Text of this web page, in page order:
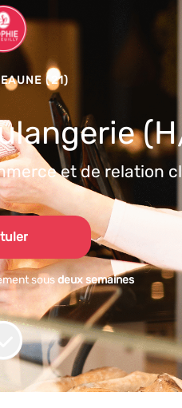
(21)
et de relation
sousdeux semaines